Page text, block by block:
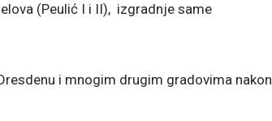
(Peulić I i II), izgradnje same
i mnogim drugim gradovima nakon